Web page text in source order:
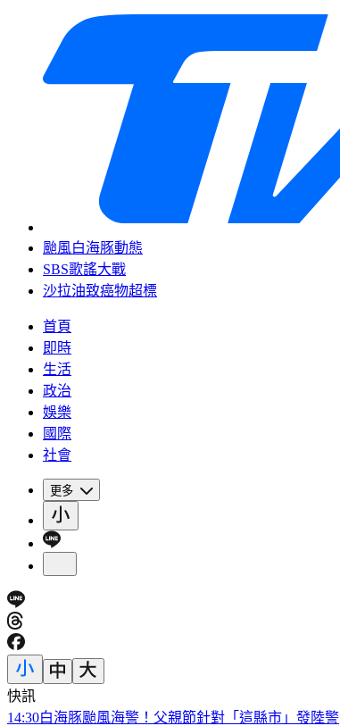
颱風白海豚動態
SBS歌謠大戰
沙拉油致癌物超標
首頁
即時
生活
政治
娛樂
國際
社會
更多
快訊
台股開盤漲逾400點後小翻黑 股后「川湖」亮燈漲停